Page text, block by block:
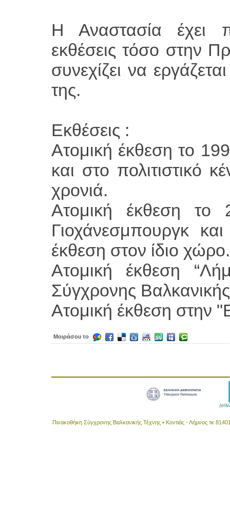
Η Αναστασία έχει
εκθέσεις τόσο στην
συνεχίζει να
της.
Εκθέσεις :
Ατομική έκθεση το
και στο πολιτιστικό
χρονιά.
Ατομική έκθεση το
Γιοχάνεσμπουργκ
έκθεση στον ίδιο χώρο.
Ατομική έκθεση
Σύγχρονης
Ατομική έκθεση στην
Μοιράσου το
Πινακοθήκη Σύγχρονης Βαλκανικής Τέχνης • Κοντιάς - Λήμνος τκ